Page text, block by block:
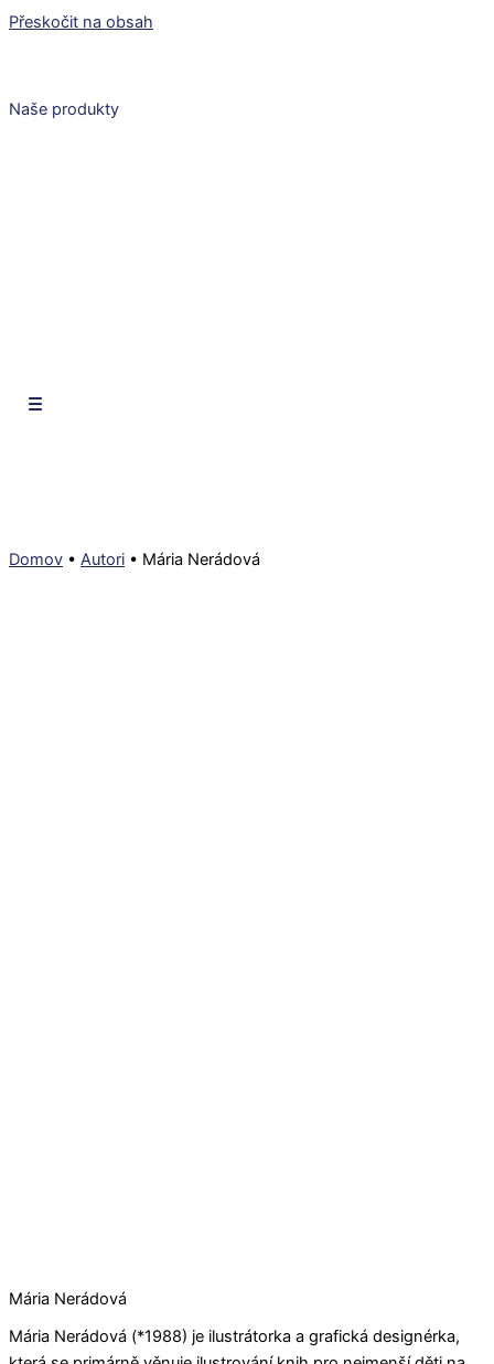
Přeskočit na obsah
Naše produkty
Domov • Autori • Mária Nerádová
Mária Nerádová
Mária Nerádová (*1988) je ilustrátorka a grafická designérka,